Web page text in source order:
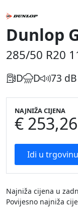
Dunlop
285/50 R20
D D 73 dB
NAJNIŽA CIJENA
€ 253,26
Idi u trgovinu
Najniža cijena u
Povijesno najniža